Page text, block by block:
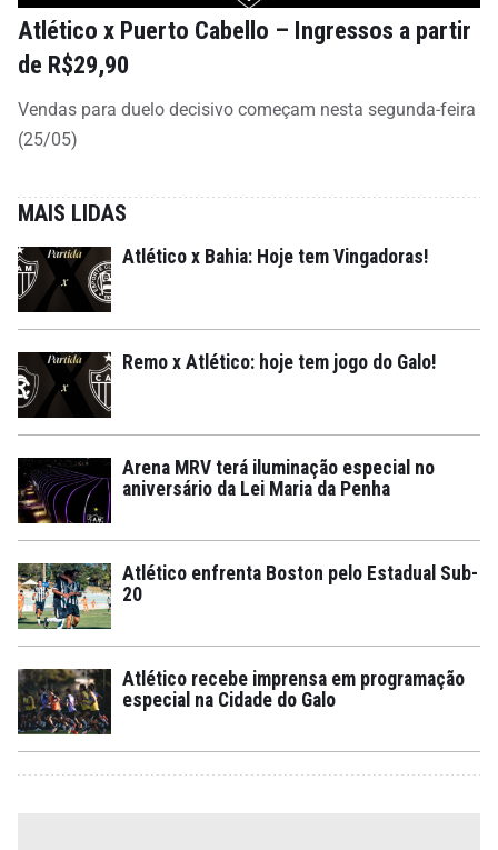
Atlético x Puerto Cabello – Ingressos a partir
de R$29,90
Vendas para duelo decisivo começam nesta segunda-feira
(25/05)
MAIS LIDAS
Atlético x Bahia: Hoje tem Vingadoras!
Remo x Atlético: hoje tem jogo do Galo!
Arena MRV terá iluminação especial no
aniversário da Lei Maria da Penha
Atlético enfrenta Boston pelo Estadual Sub-
20
Atlético recebe imprensa em programação
especial na Cidade do Galo